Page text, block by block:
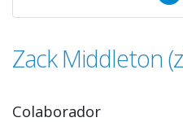
Zack Middleton
Colaborador